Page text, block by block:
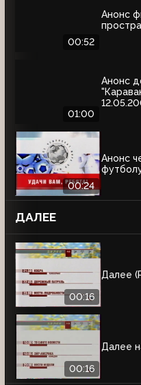
00:52
Анонс
01:00
Анонс
00:24
Анонс
ДАЛЕЕ
00:16
Далее
00:16
Далее